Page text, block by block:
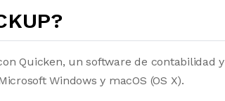
Quicken, un software de contabilidad y
Windows y macOS (OS X).